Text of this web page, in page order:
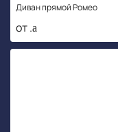
Диван прямой Ромео
от .